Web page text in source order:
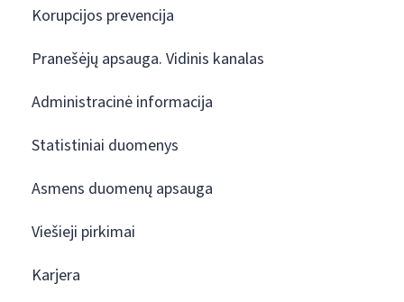
Korupcijos prevencija
Pranešėjų apsauga. Vidinis kanalas
Administracinė informacija
Statistiniai duomenys
Asmens duomenų apsauga
Viešieji pirkimai
Karjera